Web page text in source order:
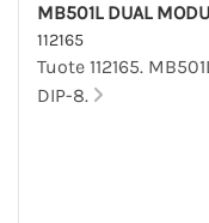
MB501L DUAL
112165
Tuote 112165.
DIP-8.